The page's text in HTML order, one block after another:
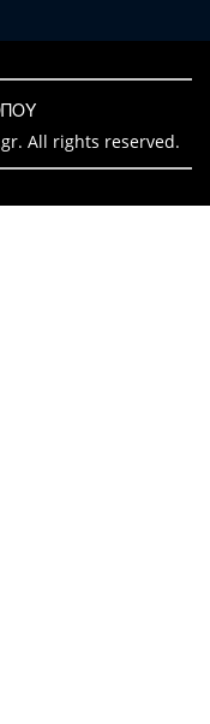
All rights reserved.